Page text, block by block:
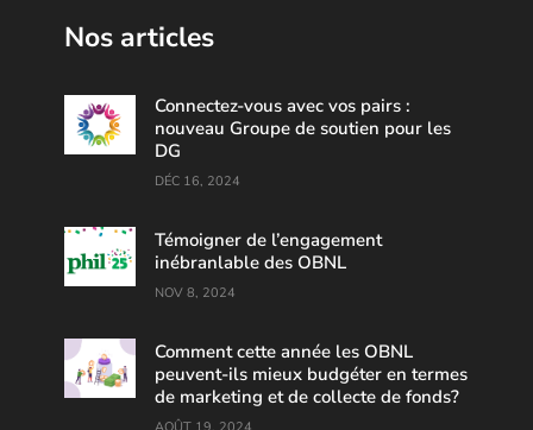
Nos articles
Connectez-vous avec vos pairs :
nouveau Groupe de soutien pour les
DG
DÉC 16, 2024
Témoigner de l’engagement
inébranlable des OBNL
NOV 8, 2024
Comment cette année les OBNL
peuvent-ils mieux budgéter en termes
de marketing et de collecte de fonds?